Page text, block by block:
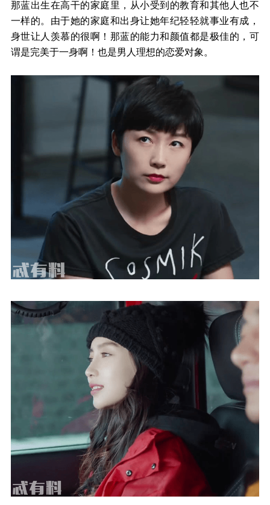
那蓝出生在高干的家庭里，从小受到的教育和其他人也不
一样的。由于她的家庭和出身让她年纪轻轻就事业有成，
身世让人羡慕的很啊！那蓝的能力和颜值都是极佳的，可
谓是完美于一身啊！也是男人理想的恋爱对象。